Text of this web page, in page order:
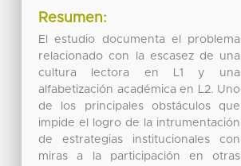
Resumen:
El estudio documenta el problema
relacionado con la escasez de una
cultura lectora en L1 y una
alfabetización académica en L2. Uno
de los principales obstáculos que
impide el logro de la intrumentación
de estrategias institucionales con
miras a la participación en otras